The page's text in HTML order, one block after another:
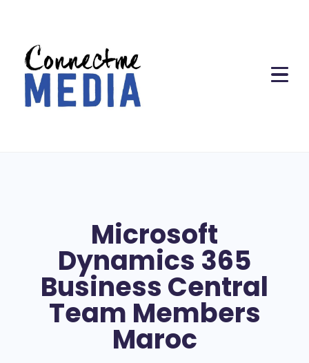
Microsoft
Dynamics 365
Business Central
Team Members
Maroc